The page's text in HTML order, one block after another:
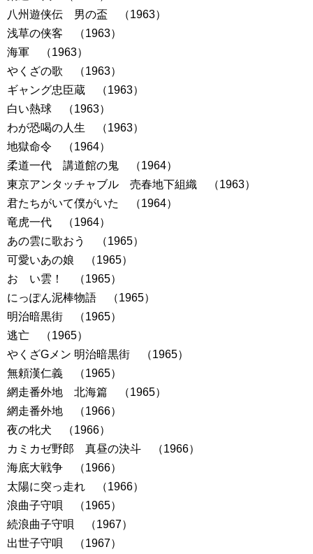
八州遊侠伝 男の盃 （1963）
浅草の侠客 （1963）
海軍 （1963）
やくざの歌 （1963）
ギャング忠臣蔵 （1963）
白い熱球 （1963）
わが恐喝の人生 （1963）
地獄命令 （1964）
柔道一代 講道館の鬼 （1964）
東京アンタッチャブル 売春地下組織 （1963）
君たちがいて僕がいた （1964）
竜虎一代 （1964）
あの雲に歌おう （1965）
可愛いあの娘 （1965）
おゝい雲！ （1965）
にっぽん泥棒物語 （1965）
明治暗黒街 （1965）
逃亡 （1965）
やくざGメン 明治暗黒街 （1965）
無頼漢仁義 （1965）
網走番外地 北海篇 （1965）
網走番外地 （1966）
夜の牝犬 （1966）
カミカゼ野郎 真昼の決斗 （1966）
海底大戦争 （1966）
太陽に突っ走れ （1966）
浪曲子守唄 （1965）
続浪曲子守唄 （1967）
出世子守唄 （1967）